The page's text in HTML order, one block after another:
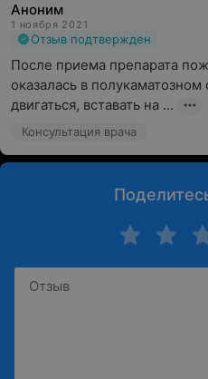
Аноним
1 ноября 2021
Отзыв подтвержден
После приема препарата
оказалась в
двигаться, вставать на ...
Консультация врача